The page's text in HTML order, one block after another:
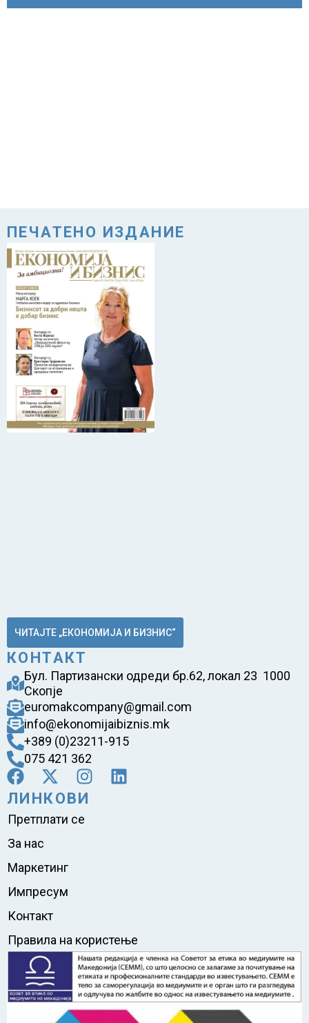
ПЕЧАТЕНО ИЗДАНИЕ
ЧИТАЈТЕ „ЕКОНОМИЈА И БИЗНИС“
КОНТАКТ
Бул. Партизански одреди бр.62, локал 23 1000
Скопје
euromakcompany@gmail.com
info@ekonomijaibiznis.mk
+389 (0)23211-915
075 421 362
ЛИНКОВИ
Претплати се
За нас
Маркетинг
Импресум
Контакт
Правила на користење